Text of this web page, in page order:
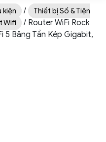
kiện /
Thiết bị Số & Tiện
Wifi
/ Router WiFi Rock
5 Băng Tần Kép Gigabit,